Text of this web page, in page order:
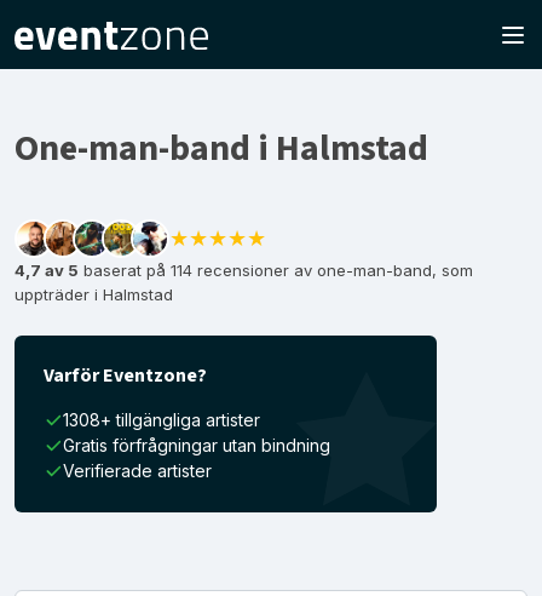
One-man-band i Halmstad
★★★★★
4,7 av 5 baserat på 114 recensioner av one-man-band, som
uppträder i Halmstad
Varför Eventzone?
1308+ tillgängliga artister
Gratis förfrågningar utan bindning
Verifierade artister